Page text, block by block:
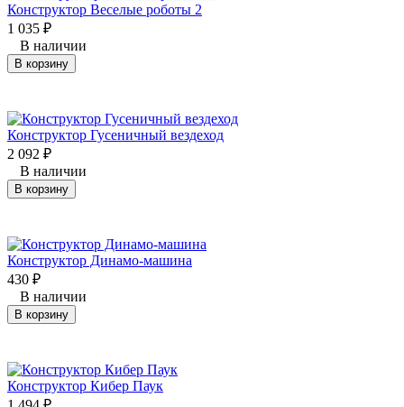
Конструктор Веселые роботы 2
1 035 ₽
В наличии
В корзину
Конструктор Гусеничный вездеход
2 092 ₽
В наличии
В корзину
Конструктор Динамо-машина
430 ₽
В наличии
В корзину
Конструктор Кибер Паук